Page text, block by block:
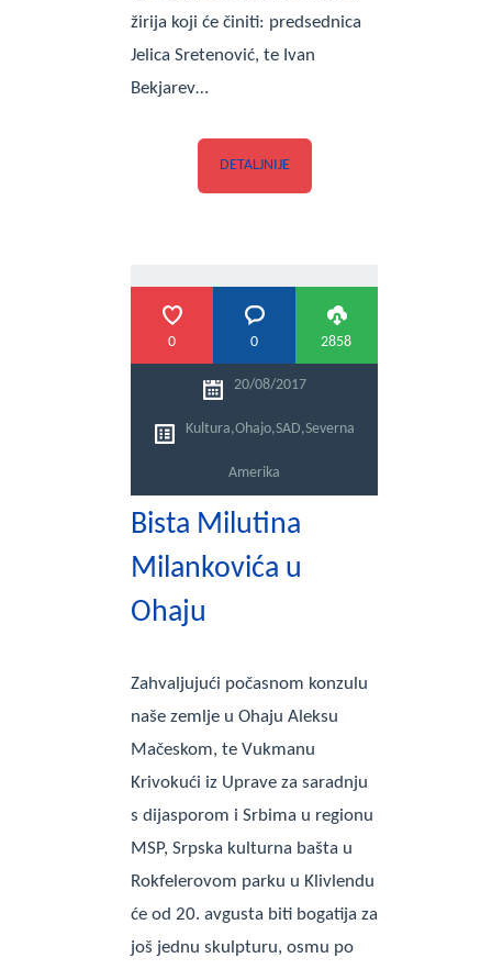
žirija koji će činiti: predsednica
Jelica Sretenović, te Ivan
Bekjarev…
DETALJNIJE
0 0 2858
20/08/2017
Kultura,Ohajo,SAD,Severna
Amerika
Bista Milutina
Milankovića u
Ohaju
Zahvalјujući počasnom konzulu
naše zemlјe u Ohaju Aleksu
Mačeskom, te Vukmanu
Krivokući iz Uprave za saradnju
s dijasporom i Srbima u regionu
MSP, Srpska kulturna bašta u
Rokfelerovom parku u Klivlendu
će od 20. avgusta biti bogatija za
još jednu skulpturu, osmu po